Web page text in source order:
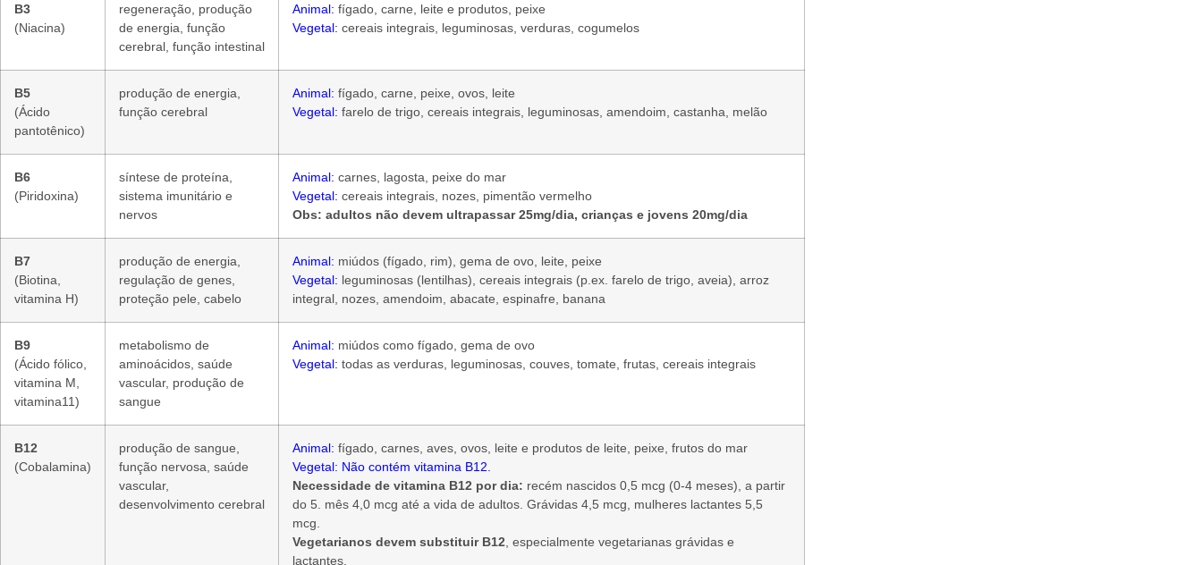
B3
(Niacina)
regeneração, produção
de energia, função
cerebral, função intestinal
Animal: fígado, carne, leite e produtos, peixe
Vegetal: cereais integrais, leguminosas, verduras, cogumelos
B5
(Ácido
pantotênico)
produção de energia,
função cerebral
Animal: fígado, carne, peixe, ovos, leite
Vegetal: farelo de trigo, cereais integrais, leguminosas, amendoim, castanha, melão
B6
(Piridoxina)
síntese de proteína,
sistema imunitário e
nervos
Animal: carnes, lagosta, peixe do mar
Vegetal: cereais integrais, nozes, pimentão vermelho
Obs: adultos não devem ultrapassar 25mg/dia, crianças e jovens 20mg/dia
B7
(Biotina,
vitamina H)
produção de energia,
regulação de genes,
proteção pele, cabelo
Animal: miúdos (fígado, rim), gema de ovo, leite, peixe
Vegetal: leguminosas (lentilhas), cereais integrais (p.ex. farelo de trigo, aveia), arroz
integral, nozes, amendoim, abacate, espinafre, banana
B9
(Ácido fólico,
vitamina M,
vitamina11)
metabolismo de
aminoácidos, saúde
vascular, produção de
sangue
Animal: miúdos como fígado, gema de ovo
Vegetal: todas as verduras, leguminosas, couves, tomate, frutas, cereais integrais
B12
(Cobalamina)
produção de sangue,
função nervosa, saúde
vascular,
desenvolvimento cerebral
Animal: fígado, carnes, aves, ovos, leite e produtos de leite, peixe, frutos do mar
Vegetal: Não contém vitamina B12.
Necessidade de vitamina B12 por dia: recém nascidos 0,5 mcg (0-4 meses), a partir
do 5. mês 4,0 mcg até a vida de adultos. Grávidas 4,5 mcg, mulheres lactantes 5,5
mcg.
Vegetarianos devem substituir B12 , especialmente vegetarianas grávidas e
lactantes.